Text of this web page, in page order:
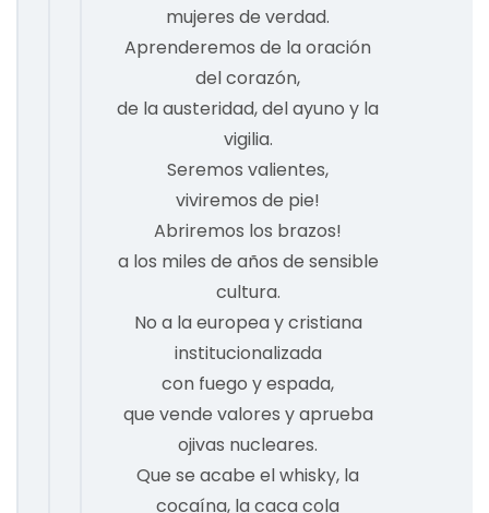
mujeres de verdad.
Aprenderemos de la oración
del corazón,
de la austeridad, del ayuno y la
vigilia.
Seremos valientes,
viviremos de pie!
Abriremos los brazos!
a los miles de años de sensible
cultura.
No a la europea y cristiana
institucionalizada
con fuego y espada,
que vende valores y aprueba
ojivas nucleares.
Que se acabe el whisky, la
cocaína, la caca cola